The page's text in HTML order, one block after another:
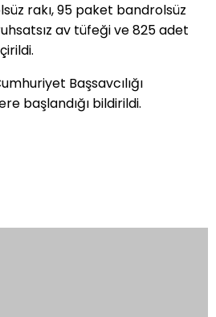
rakı, 95 paket bandrolsüz
av tüfeği ve 825 adet
Başsavcılığı
başlandığı bildirildi.